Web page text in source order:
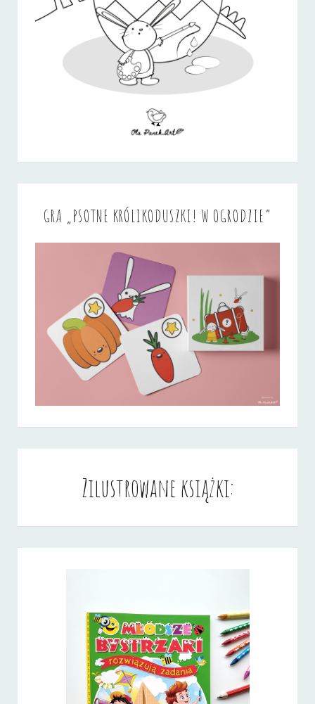
GRA „PSOTNE KRÓLIKODUSZKI! W OGRODZIE”
Zilustrowane książki: